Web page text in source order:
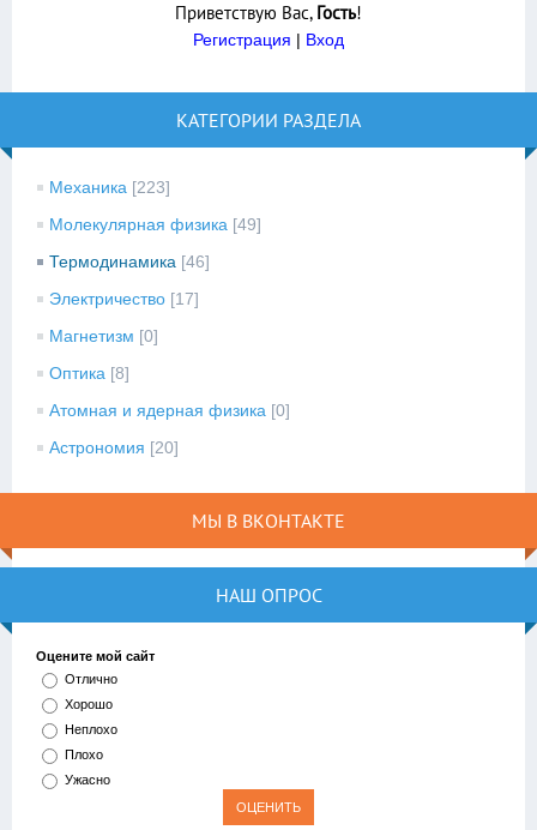
Приветствую Вас, Гость!
Регистрация | Вход
КАТЕГОРИИ РАЗДЕЛА
Механика [223]
Молекулярная физика [49]
Термодинамика [46]
Электричество [17]
Магнетизм [0]
Оптика [8]
Атомная и ядерная физика [0]
Астрономия [20]
МЫ В ВКОНТАКТЕ
НАШ ОПРОС
Оцените мой сайт
Отлично
Хорошо
Неплохо
Плохо
Ужасно